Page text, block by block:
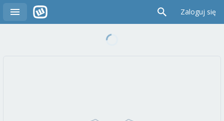
Zaloguj się